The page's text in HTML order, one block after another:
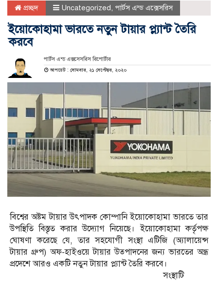
প্রচ্ছদ Uncategorized, পার্টস এন্ড এক্সেসরিস
ইয়োকোহামা ভারতে নতুন টায়ার প্ল্যান্ট তৈরি
করবে
পার্টস এন্ড এক্সসেসরিস রিপোর্টার
আপডেট : সোমবার, ২১ সেপ্টেম্বর, ২০২০
বিশ্বের অষ্টম টায়ার উৎপাদক কোম্পানি ইয়োকোহামা ভারতে তার
উপস্থিতি বিস্তৃত করার উদ্যোগ নিয়েছে। ইয়োকোহামা কর্তৃপক্ষ
ঘোষণা করেছে যে, তার সহযোগী সংস্থা এটিজি (অ্যালায়েন্স
টায়ার গ্রুপ) অফ-হাইওয়ে টায়ার উত্পাদনের জন্য ভারতের অন্ধ্র
প্রদেশে আরও একটি নতুন টায়ার প্ল্যান্ট তৈরি করবে।
সংস্থাটি